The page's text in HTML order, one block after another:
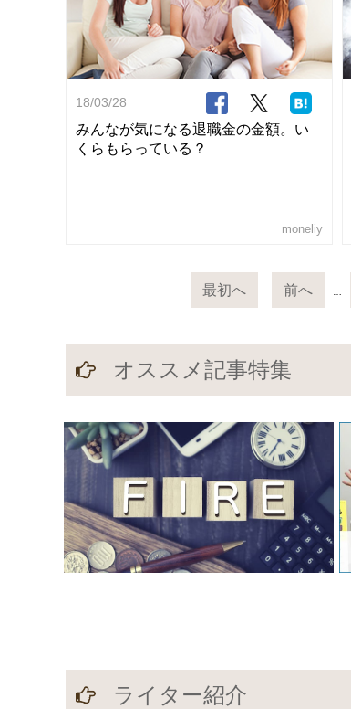
18/03/28
みんなが気になる退職金の金額。い
くらもらっている？
moneliy
最初へ 前へ
オススメ記事特集
ライター紹介